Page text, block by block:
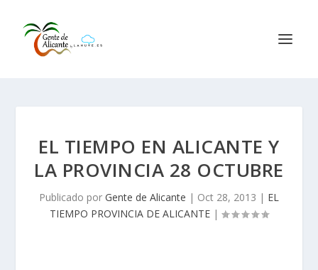
EL TIEMPO EN ALICANTE Y
LA PROVINCIA 28 OCTUBRE
Publicado por Gente de Alicante | Oct 28, 2013 | EL
TIEMPO PROVINCIA DE ALICANTE |